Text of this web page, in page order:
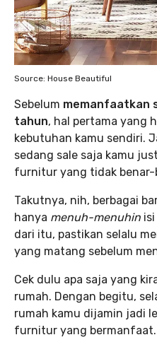
Source: House Beautiful
Sebelum memanfaatkan
tahun, hal pertama yang
kebutuhan kamu sendiri.
sedang sale saja kamu
furnitur yang tidak benar-
Takutnya, nih, berbagai
hanya menuh-menuhin
dari itu, pastikan selalu
yang matang sebelum
Cek dulu apa saja yang
rumah. Dengan begitu,
rumah kamu dijamin jadi
furnitur yang bermanfaat.